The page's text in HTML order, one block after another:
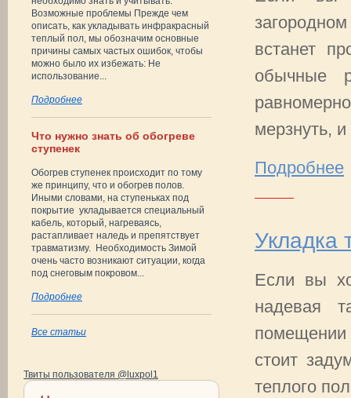
Возможные проблемы Прежде чем
описать, как укладывать инфракрасный
теплый пол, мы обозначим основные
причины самых частых ошибок, чтобы
можно было их избежать: Не
использование...
Подробнее
Что нужно знать об обогреве
ступенек
Обогрев ступенек происходит по тому
же принципу, что и обогрев полов.
Иными словами, на ступеньках под
покрытие укладывается специальный
кабель, который, нагреваясь,
растапливает наледь и препятствует
травматизму. Необходимость Зимой
очень часто возникают ситуации, когда
под снеговым покровом...
Подробнее
Все статьи
Твиты пользователя @luxpol1
встанет
обычные
мерзнуть,
Подробнее
Укладка
Если вы
надевая
помещении
стоит
теплого